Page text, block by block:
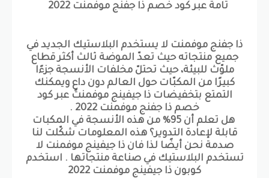
تامة عبر كود خصم ذا جفنج موفمنت 2022
ذا جفنج موفمنت لا يستخدم البلاستيك الجديد في
جميع منتجاته حيث تعدّ الموضة ثالث أكثر قطاع
ملوّث للبيئة، حيث تحتلّ مخلفات الأنسجة جزءًا
كبيرًا من المكبّات حول العالم دون داعٍ ويمكنك
التمتع بتخفيضات ذا جيفينج موفمنت عبر كود
خصم ذا جفنج موفمنت 2022 .
هل تعلم أن 95% من هذه الأنسجة في المكبات
قابلة لإعادة التدوير؟ هذه المعلومات شكّلت لنا
صدمة نحن أيضًا لذا فان ذا جيفينج موفمنت لا
تستخدم البلاستيك في صناعة منتجاتها . استخدم
كوبون ذا جيفينج موفمنت 2022